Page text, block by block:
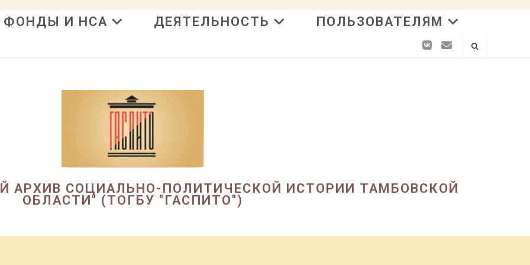
ФОНДЫ И НСА ДЕЯТЕЛЬНОСТЬ ПОЛЬЗОВАТЕЛЯМ
АРХИВ СОЦИАЛЬНО-ПОЛИТИЧЕСКОЙ ИСТОРИИ ТАМБОВСКОЙ
ОБЛАСТИ" (ТОГБУ "ГАСПИТО")